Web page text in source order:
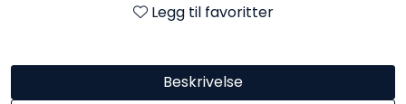
Legg til favoritter
Beskrivelse